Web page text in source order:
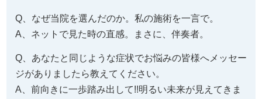
Q、なぜ当院を選んだのか。私の施術を一言で。
A、ネットで見た時の直感。まさに、伴奏者。
Q、あなたと同じような症状でお悩みの皆様へメッセー
ジがありましたら教えてください。
A、前向きに一歩踏み出して!!明るい未来が見えてきま